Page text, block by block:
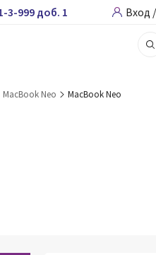
3-999 доб. 1 Вход
MacBook Neo MacBook Neo